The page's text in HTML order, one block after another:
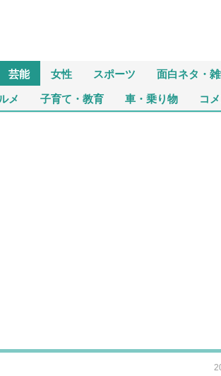
芸能 女性 スポーツ 面白ネタ・
メ 子育て・教育 車・乗り物 コ